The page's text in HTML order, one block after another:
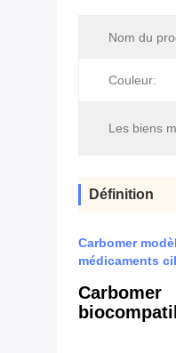
Nom du
Couleur:
Les biens
Définition
Carbomer
médicaments